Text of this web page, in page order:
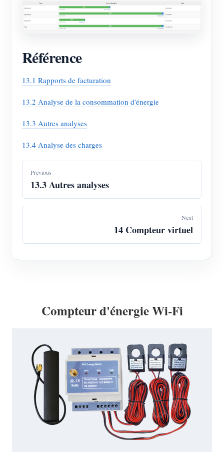
Référence
13.1 Rapports de facturation
13.2 Analyse de la consommation d'énergie
13.3 Autres analyses
13.4 Analyse des charges
Previous
13.3 Autres analyses
Next
14 Compteur virtuel
Compteur d'énergie Wi-Fi